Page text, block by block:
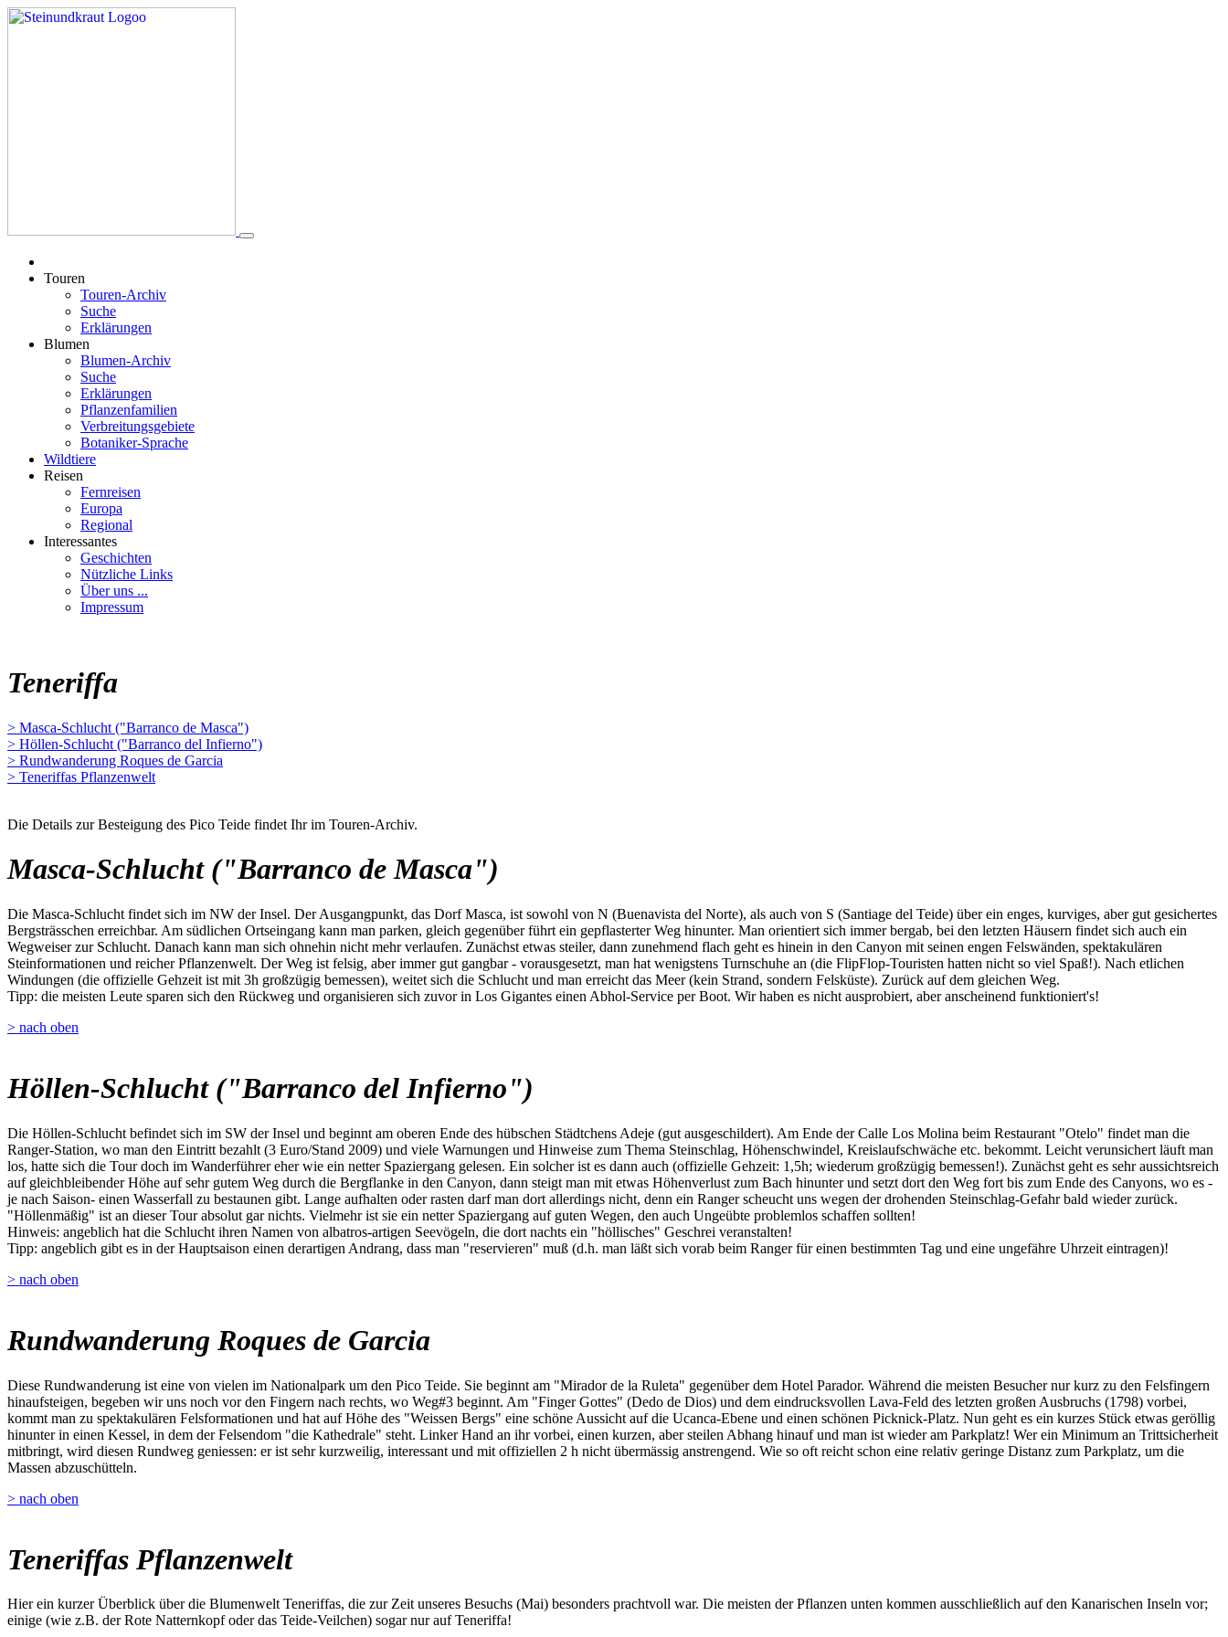
Touren
Touren-Archiv
Suche
Erklärungen
Blumen
Blumen-Archiv
Suche
Erklärungen
Pflanzenfamilien
Verbreitungsgebiete
Botaniker-Sprache
Wildtiere
Reisen
Fernreisen
Europa
Regional
Interessantes
Geschichten
Nützliche Links
Über uns ...
Impressum
Teneriffa
> Masca-Schlucht ("Barranco de Masca")
> Höllen-Schlucht ("Barranco del Infierno")
> Rundwanderung Roques de Garcia
> Teneriffas Pflanzenwelt
Die Details zur Besteigung des Pico Teide findet Ihr im Touren-Archiv.
Masca-Schlucht ("Barranco de Masca")
Die Masca-Schlucht findet sich im NW der Insel. Der Ausgangpunkt, das Dorf Masca, ist sowohl von N (Buenavista del Norte), als auch von S (Santiage del Teide) über ein enges, kurviges, aber gut gesichertes
Bergsträsschen erreichbar. Am südlichen Ortseingang kann man parken, gleich gegenüber führt ein gepflasterter Weg hinunter. Man orientiert sich immer bergab, bei den letzten Häusern findet sich auch ein
Wegweiser zur Schlucht. Danach kann man sich ohnehin nicht mehr verlaufen. Zunächst etwas steiler, dann zunehmend flach geht es hinein in den Canyon mit seinen engen Felswänden, spektakulären
Steinformationen und reicher Pflanzenwelt. Der Weg ist felsig, aber immer gut gangbar - vorausgesetzt, man hat wenigstens Turnschuhe an (die FlipFlop-Touristen hatten nicht so viel Spaß!). Nach etlichen
Windungen (die offizielle Gehzeit ist mit 3h großzügig bemessen), weitet sich die Schlucht und man erreicht das Meer (kein Strand, sondern Felsküste). Zurück auf dem gleichen Weg.
Tipp: die meisten Leute sparen sich den Rückweg und organisieren sich zuvor in Los Gigantes einen Abhol-Service per Boot. Wir haben es nicht ausprobiert, aber anscheinend funktioniert's!
> nach oben
Höllen-Schlucht ("Barranco del Infierno")
Die Höllen-Schlucht befindet sich im SW der Insel und beginnt am oberen Ende des hübschen Städtchens Adeje (gut ausgeschildert). Am Ende der Calle Los Molina beim Restaurant "Otelo" findet man die
Ranger-Station, wo man den Eintritt bezahlt (3 Euro/Stand 2009) und viele Warnungen und Hinweise zum Thema Steinschlag, Höhenschwindel, Kreislaufschwäche etc. bekommt. Leicht verunsichert läuft man
los, hatte sich die Tour doch im Wanderführer eher wie ein netter Spaziergang gelesen. Ein solcher ist es dann auch (offizielle Gehzeit: 1,5h; wiederum großzügig bemessen!). Zunächst geht es sehr aussichtsreich
auf gleichbleibender Höhe auf sehr gutem Weg durch die Bergflanke in den Canyon, dann steigt man mit etwas Höhenverlust zum Bach hinunter und setzt dort den Weg fort bis zum Ende des Canyons, wo es -
je nach Saison- einen Wasserfall zu bestaunen gibt. Lange aufhalten oder rasten darf man dort allerdings nicht, denn ein Ranger scheucht uns wegen der drohenden Steinschlag-Gefahr bald wieder zurück.
"Höllenmäßig" ist an dieser Tour absolut gar nichts. Vielmehr ist sie ein netter Spaziergang auf guten Wegen, den auch Ungeübte problemlos schaffen sollten!
Hinweis: angeblich hat die Schlucht ihren Namen von albatros-artigen Seevögeln, die dort nachts ein "höllisches" Geschrei veranstalten!
Tipp: angeblich gibt es in der Hauptsaison einen derartigen Andrang, dass man "reservieren" muß (d.h. man läßt sich vorab beim Ranger für einen bestimmten Tag und eine ungefähre Uhrzeit eintragen)!
> nach oben
Rundwanderung Roques de Garcia
Diese Rundwanderung ist eine von vielen im Nationalpark um den Pico Teide. Sie beginnt am "Mirador de la Ruleta" gegenüber dem Hotel Parador. Während die meisten Besucher nur kurz zu den Felsfingern
hinaufsteigen, begeben wir uns noch vor den Fingern nach rechts, wo Weg#3 beginnt. Am "Finger Gottes" (Dedo de Dios) und dem eindrucksvollen Lava-Feld des letzten großen Ausbruchs (1798) vorbei,
kommt man zu spektakulären Felsformationen und hat auf Höhe des "Weissen Bergs" eine schöne Aussicht auf die Ucanca-Ebene und einen schönen Picknick-Platz. Nun geht es ein kurzes Stück etwas geröllig
hinunter in einen Kessel, in dem der Felsendom "die Kathedrale" steht. Linker Hand an ihr vorbei, einen kurzen, aber steilen Abhang hinauf und man ist wieder am Parkplatz! Wer ein Minimum an Trittsicherheit
mitbringt, wird diesen Rundweg geniessen: er ist sehr kurzweilig, interessant und mit offiziellen 2 h nicht übermässig anstrengend. Wie so oft reicht schon eine relativ geringe Distanz zum Parkplatz, um die
Massen abzuschütteln.
> nach oben
Teneriffas Pflanzenwelt
Hier ein kurzer Überblick über die Blumenwelt Teneriffas, die zur Zeit unseres Besuchs (Mai) besonders prachtvoll war. Die meisten der Pflanzen unten kommen ausschließlich auf den Kanarischen Inseln vor;
einige (wie z.B. der Rote Natternkopf oder das Teide-Veilchen) sogar nur auf Teneriffa!